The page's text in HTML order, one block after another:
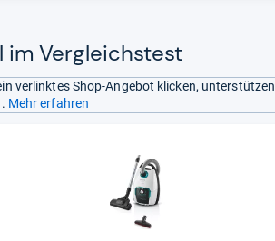
im Vergleichstest
verlinktes Shop-Angebot klicken, unterstützen
Mehr erfahren